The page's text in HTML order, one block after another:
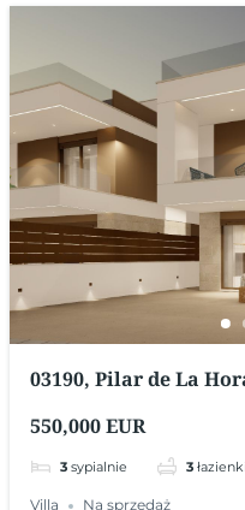
03190, Pilar de La
550,000 EUR
3 sypialnie 3 łazienki
Villa Na sprzedaż